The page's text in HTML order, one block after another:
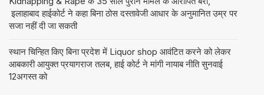
इलाहाबाद हाईकोर्ट ने कहा बिना ठोस दस्तावेजी आधार के अनुमानित उम्र पर
सजा नहीं दी जा सकती
स्थान चिन्हित किए बिना प्रदेश में Liquor shop आवंटित करने को लेकर
आबकारी आयुक्त प्रयागराज तलब, हाई कोर्ट ने मांगी नायाब नीति सुनवाई
12अगस्त को